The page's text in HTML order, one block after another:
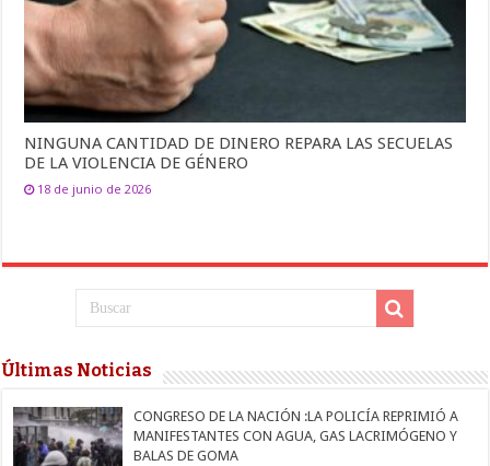
NINGUNA CANTIDAD DE DINERO REPARA LAS SECUELAS
DE LA VIOLENCIA DE GÉNERO
18 de junio de 2026
Últimas Noticias
CONGRESO DE LA NACIÓN :LA POLICÍA REPRIMIÓ A
MANIFESTANTES CON AGUA, GAS LACRIMÓGENO Y
BALAS DE GOMA